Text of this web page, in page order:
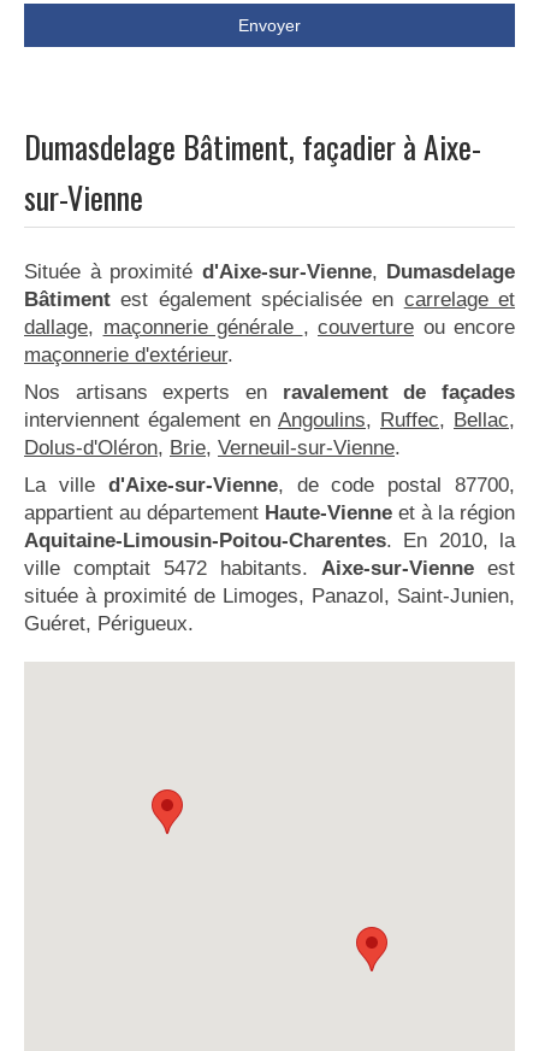
Envoyer
Dumasdelage Bâtiment, façadier à Aixe-
sur-Vienne
Située à proximité d'Aixe-sur-Vienne, Dumasdelage
Bâtiment est également spécialisée en carrelage et
dallage, maçonnerie générale , couverture ou encore
maçonnerie d'extérieur.
Nos artisans experts en ravalement de façades
interviennent également en Angoulins, Ruffec, Bellac,
Dolus-d'Oléron, Brie, Verneuil-sur-Vienne.
La villed'Aixe-sur-Vienne, de code postal 87700,
appartient au département Haute-Vienne et à la région
Aquitaine-Limousin-Poitou-Charentes. En 2010, la
ville comptait 5472 habitants. Aixe-sur-Vienne est
située à proximité de Limoges, Panazol, Saint-Junien,
Guéret, Périgueux.